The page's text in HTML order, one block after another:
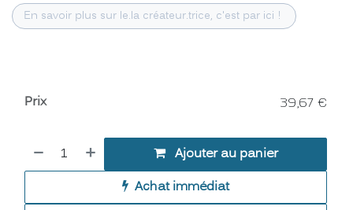
En savoir plus sur le.la créateur.trice, c'est par ici !
Ajouter au panier
Achat immédiat
Prix 39,67 €